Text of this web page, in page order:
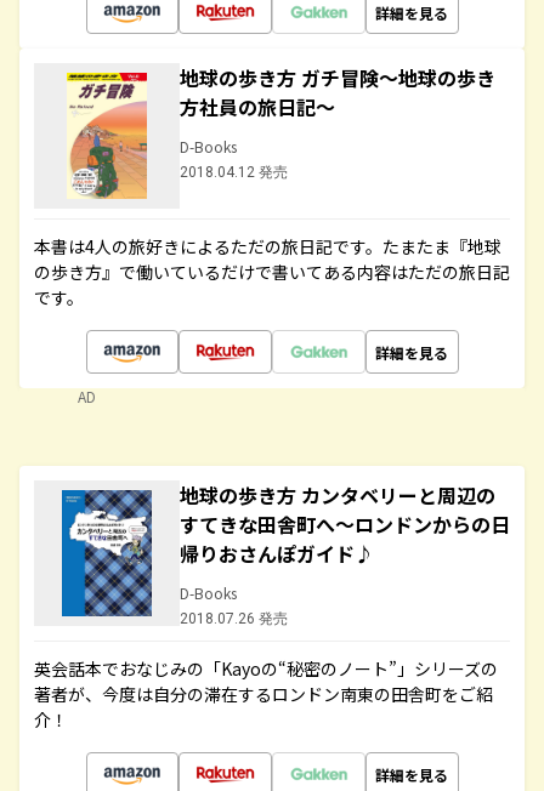
詳細を見る
地球の歩き方 ガチ冒険～地球の歩き
方社員の旅日記～
D-Books
2018.04.12 発売
本書は4人の旅好きによるただの旅日記です。たまたま『地球
の歩き方』で働いているだけで書いてある内容はただの旅日記
です。
詳細を見る
AD
地球の歩き方 カンタベリーと周辺の
すてきな田舎町へ～ロンドンからの日
帰りおさんぽガイド♪
D-Books
2018.07.26 発売
英会話本でおなじみの「Kayoの“秘密のノート”」シリーズの
著者が、今度は自分の滞在するロンドン南東の田舎町をご紹
介！
詳細を見る